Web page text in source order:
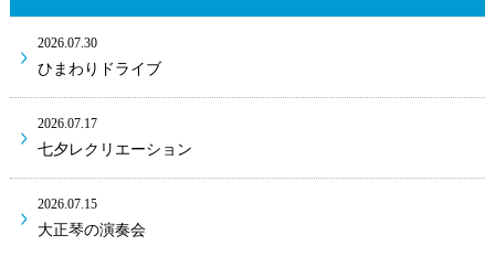
2026.07.30
ひまわりドライブ
2026.07.17
七夕レクリエーション
2026.07.15
大正琴の演奏会